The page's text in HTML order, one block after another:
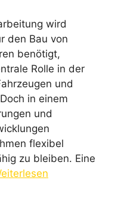
wird
den Bau von
benötigt,
Rolle in der
und
in einem
und
flexibel
zu bleiben. Eine